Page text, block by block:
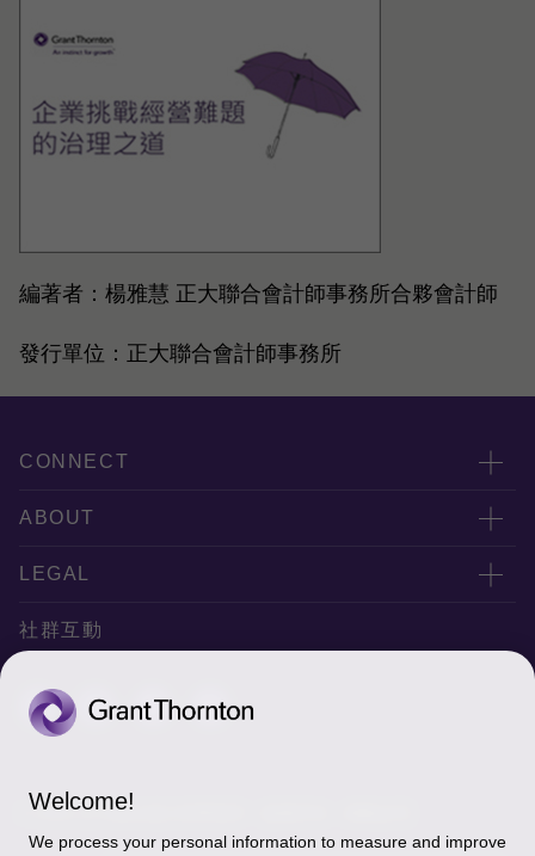
編著者：楊雅慧 正大聯合會計師事務所合夥會計師
發行單位：正大聯合會計師事務所
CONNECT
服務團隊
服務據點
ABOUT
關於正大
專業服務
稅務行事曆
LEGAL
隱私政策
網站地圖
社群互動
© 2026 正大聯合會計師事務所 - 版權所有，轉載必究
Welcome!
We process your personal information to measure and improve